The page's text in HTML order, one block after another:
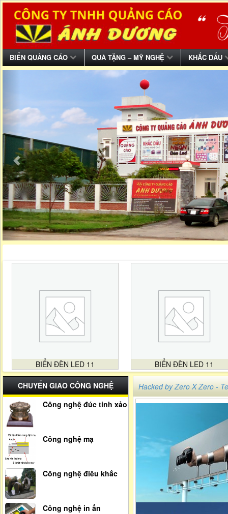
BIỂN QUẢNG CÁO QUÀ TẶNG – MỸ NGHỆ KHẮC DẤU
BIỂN ĐÈN LED 11 BIỂN ĐÈN LED 11
CHUYỂN GIAO CÔNG NGHỆ
Công nghệ đúc tinh xảo
Công nghệ mạ
Công nghệ điêu khắc
Công nghệ in ấn
Hacked by Zero X Zero -